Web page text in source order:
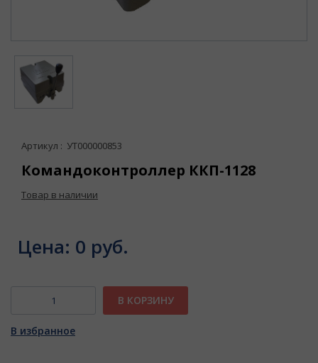
Артикул : УТ000000853
Командоконтроллер ККП-1128
Товар в наличии
Цена: 0 руб.
В КОРЗИНУ
В избранное